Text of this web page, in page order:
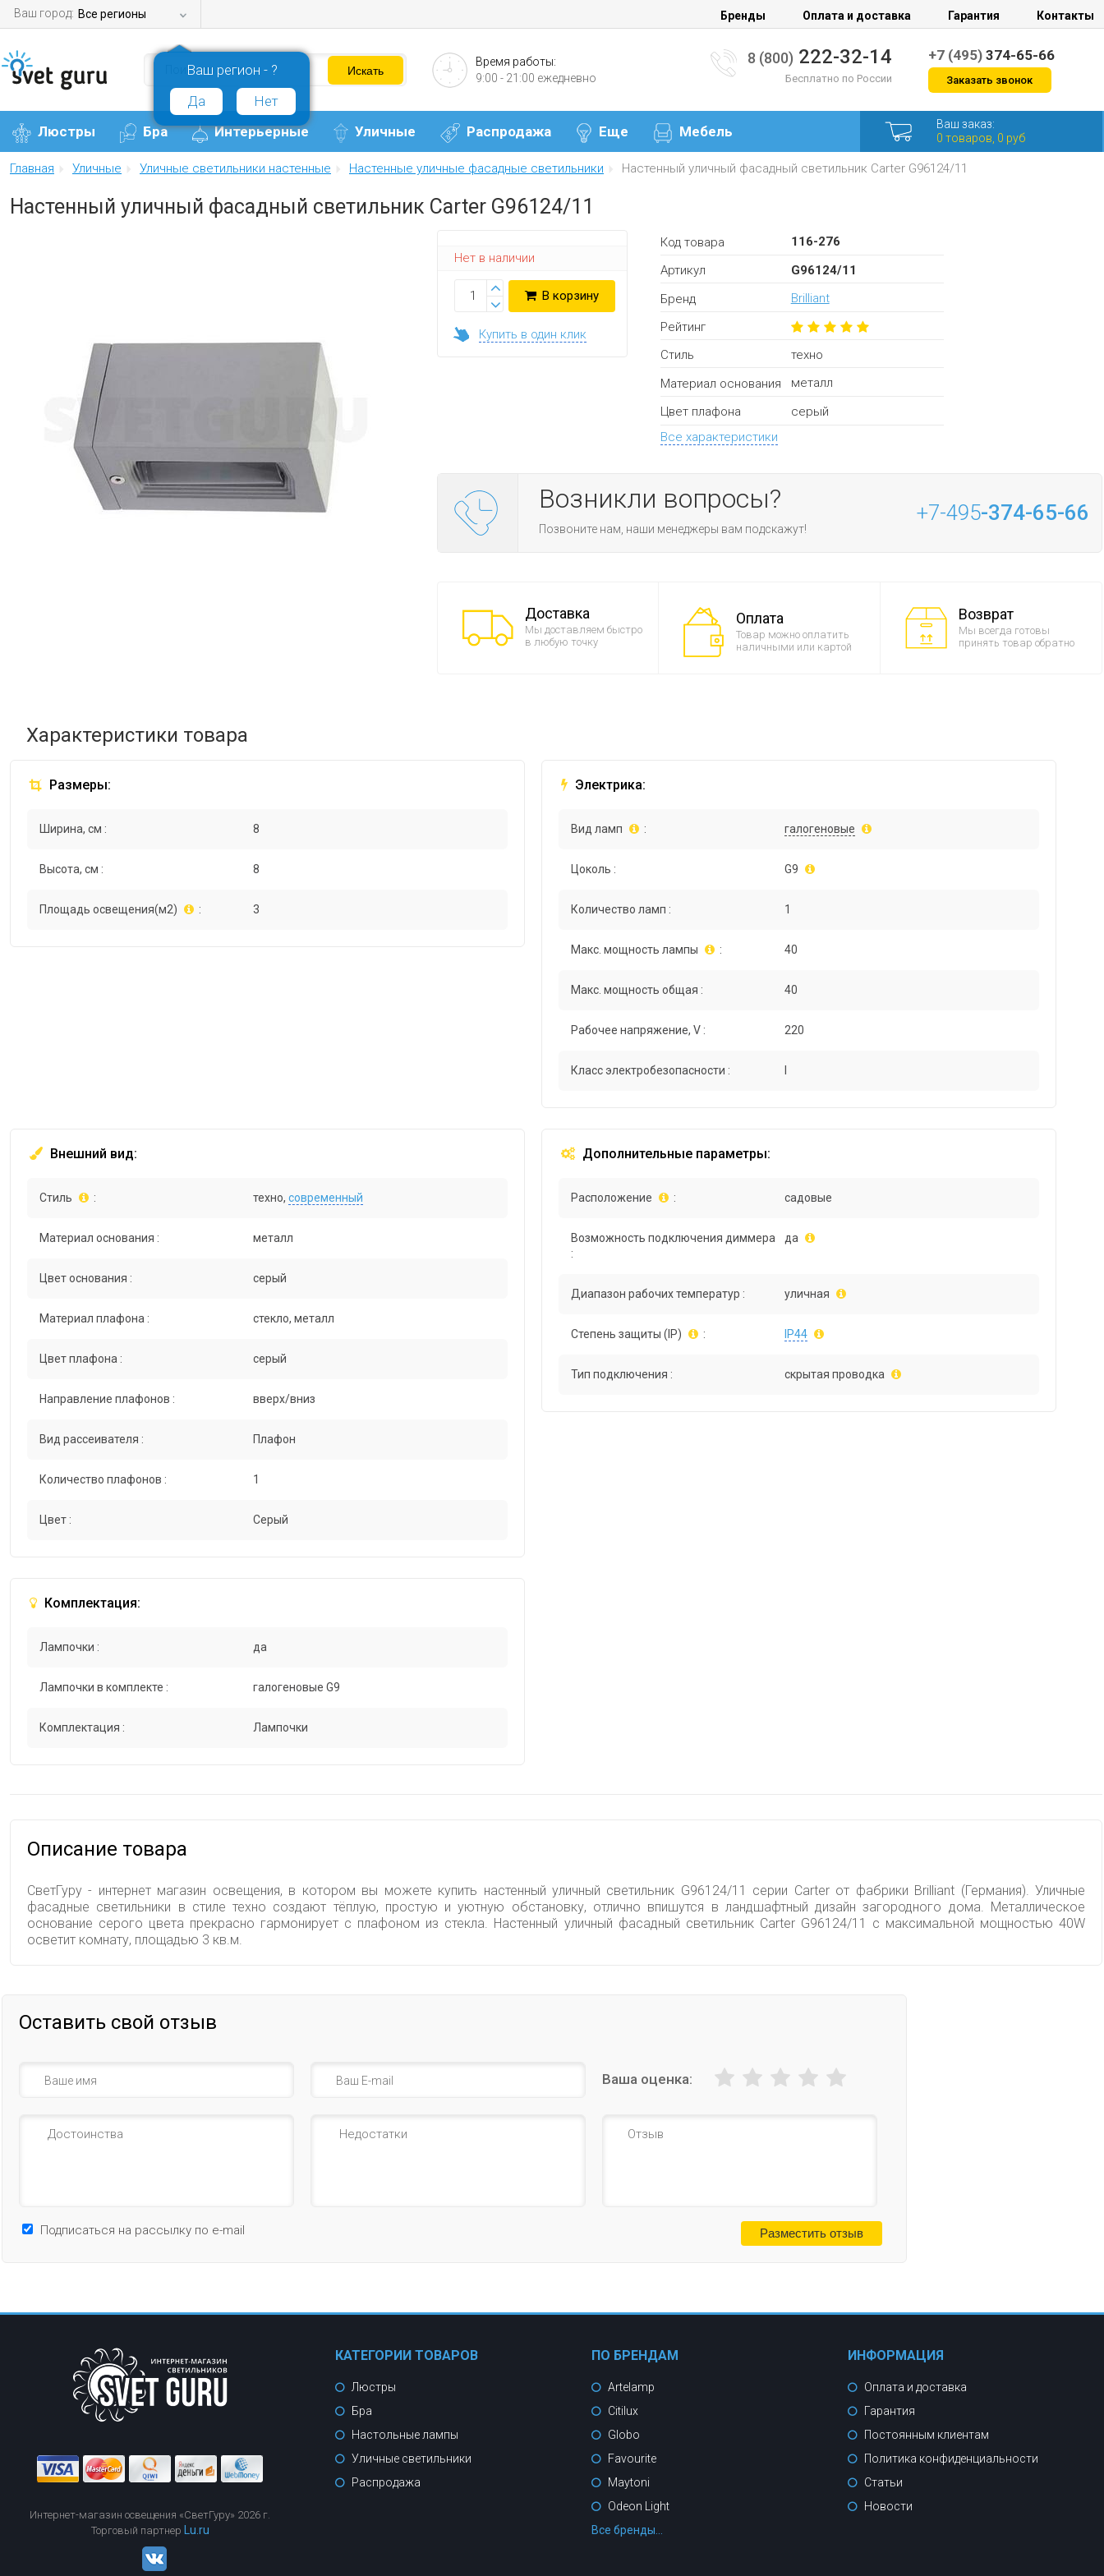
Ваш город: Все регионы
Ваш регион - ?
Да
Нет
Бренды Оплата и доставка Гарантия Контакты
Время работы:
9:00 - 21:00 ежедневно
8 (800) 222-32-14
Бесплатно по России
+7 (495)374-65-66
Заказать звонок
Люстры Бра Интерьерные Уличные Распродажа Еще Мебель
Ваш заказ:
0 товаров, 0 руб
Главная Уличные Уличные светильники настенные Настенные уличные фасадные светильники Настенный уличный фасадный светильник Carter G96124/11
Настенный уличный фасадный светильник Carter G96124/11
Нет в наличии
В корзину
Купить в один клик
Код товара
116-276
Артикул
G96124/11
Бренд
Brilliant
Рейтинг
Стиль
техно
Материал основания
металл
Цвет плафона
серый
Все характеристики
Возникли вопросы?
Позвоните нам, наши менеджеры вам подскажут!
+7-495-374-65-66
Доставка
Мы доставляем быстро
в любую точку
Оплата
Товар можно оплатить
наличными или картой
Возврат
Мы всегда готовы
принять товар обратно
Характеристики товара
Размеры:
Ширина, см : 8
Высота, см : 8
Площадь освещения(м2) : 3
Электрика:
Вид ламп : галогеновые
Цоколь : G9
Количество ламп : 1
Макс. мощность лампы : 40
Макс. мощность общая : 40
Рабочее напряжение, V : 220
Класс электробезопасности :
Внешний вид:
Стиль : техно, современный
Материал основания : металл
Цвет основания : серый
Материал плафона : стекло, металл
Цвет плафона : серый
Направление плафонов : вверх/вниз
Вид рассеивателя : Плафон
Количество плафонов : 1
Цвет : Серый
Дополнительные параметры:
Расположение : садовые
Возможность подключения диммера
:
да
Диапазон рабочих температур : уличная
Степень защиты (IP) : IP44
Тип подключения : скрытая проводка
Комплектация:
Лампочки : да
Лампочки в комплекте : галогеновые G9
Комплектация : Лампочки
Описание товара
СветГуру - интернет магазин освещения, в котором вы можете купить настенный уличный светильник G96124/11 серии Carter от фабрики Brilliant (Германия). Уличные
фасадные светильники в стиле техно создают тёплую, простую и уютную обстановку, отлично впишутся в ландшафтный дизайн загородного дома. Металлическое
основание серого цвета прекрасно гармонирует с плафоном из стекла. Настенный уличный фасадный светильник Carter G96124/11 с максимальной мощностью 40W
осветит комнату, площадью 3 кв.м.
Оставить свой отзыв
Ваша оценка:
Подписаться на рассылку по e-mail
Интернет-магазин освещения «СветГуру» 2026 г.
Торговый партнер
Lu.ru
КАТЕГОРИИ ТОВАРОВ
Люстры
Бра
Настольные лампы
Уличные светильники
Распродажа
ПО БРЕНДАМ
Artelamp
Citilux
Globo
Favourite
Maytoni
Odeon Light
Все бренды...
ИНФОРМАЦИЯ
Оплата и доставка
Гарантия
Постоянным клиентам
Политика конфиденциальности
Статьи
Новости